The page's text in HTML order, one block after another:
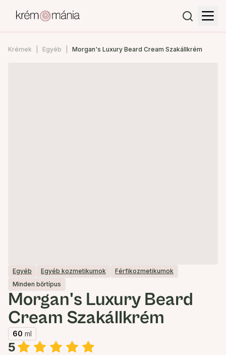
Krémek Egyéb Morgan's Luxury Beard Cream Szakállkrém
Egyéb Egyéb kozmetikumok
Férfikozmetikumok
Minden bőrtípus
Morgan's Luxury Beard
Cream Szakállkrém
60 ml
5